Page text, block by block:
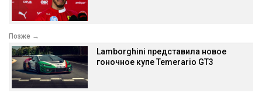
Позже →
Lamborghini представила новое
гоночное купе Temerario GT3